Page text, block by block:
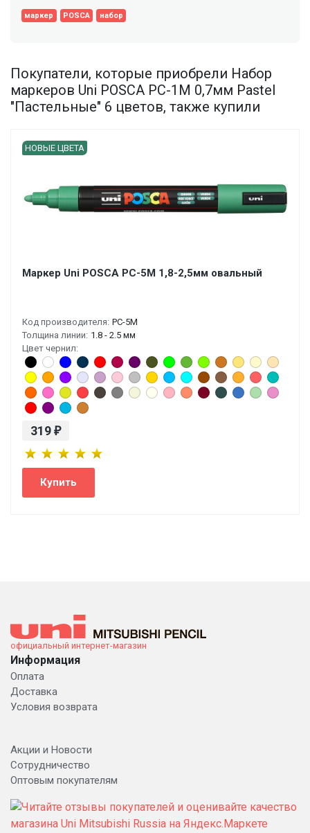
маркер POSCA набор
Покупатели, которые приобрели Набор
маркеров Uni POSCA PC-1M 0,7мм Pastel
"Пастельные" 6 цветов, также купили
Маркер Uni POSCA PC-5M 1,8-2,5мм овальный
Код производителя: PC-5M
Толщина линии: 1.8 - 2.5 мм
Цвет чернил:
319 ₽
НОВЫЕ ЦВЕТА
официальный интернет-магазин
Информация
Оплата
Доставка
Условия возврата
Акции и Новости
Сотрудничество
Оптовым покупателям